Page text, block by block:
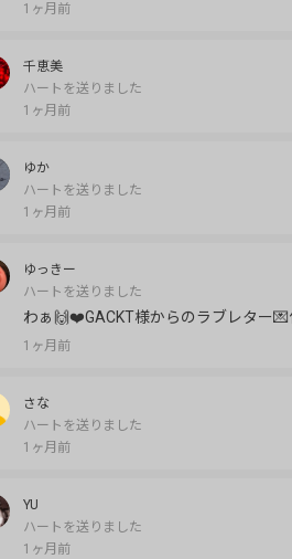
1ヶ月前
千恵美
ハートを送りました
1ヶ月前
ゆか
ハートを送りました
1ヶ月前
ゆっきー
ハートを送りました
わぁ🙌❤️GACKT様からのラブレター
1ヶ月前
さな
ハートを送りました
1ヶ月前
YU
ハートを送りました
1ヶ月前